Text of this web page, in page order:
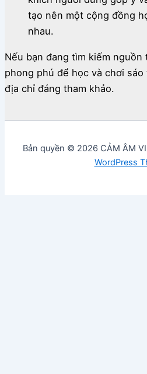
tạo nên một cộng đồng
nhau.
Nếu bạn đang tìm kiếm nguồn
phong phú để học và chơi sáo
địa chỉ đáng tham khảo.
Bản quyền © 2026 CẢM ÂM
WordPress